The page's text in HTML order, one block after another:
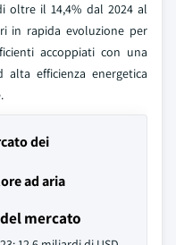
oltre il 14,4% dal 2024 al
in rapida evoluzione per
accoppiati con una
efficienza energetica
dei
ad aria
mercato